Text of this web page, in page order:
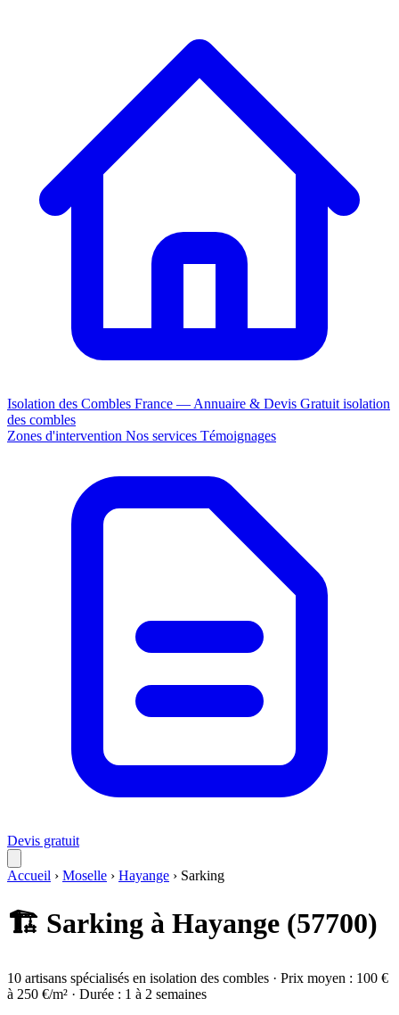
Isolation des Combles France — Annuaire & Devis Gratuit isolation
des combles
Zones d'intervention Nos services Témoignages
Devis gratuit
Accueil › Moselle › Hayange › Sarking
🏗️ Sarking à Hayange (57700)
10 artisans spécialisés en isolation des combles · Prix moyen : 100 €
à 250 €/m² · Durée : 1 à 2 semaines